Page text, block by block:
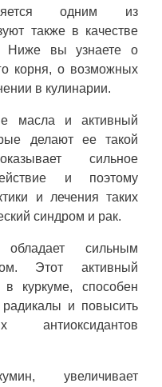
одним из
также в качестве
Ниже вы узнаете о
корня, о возможных
в кулинарии.
масла и активный
делают ее такой
сильное
и поэтому
и лечения таких
синдром и рак.
сильным
Этот активный
в куркуме, способен
радикалы и повысить
антиоксидантов
увеличивает